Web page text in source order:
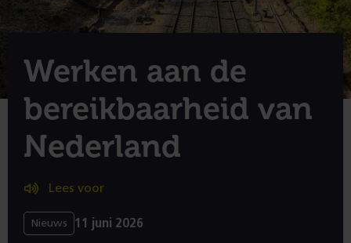
Werken aan de
bereikbaarheid van
Nederland
Lees voor
Nieuws 11 juni 2026